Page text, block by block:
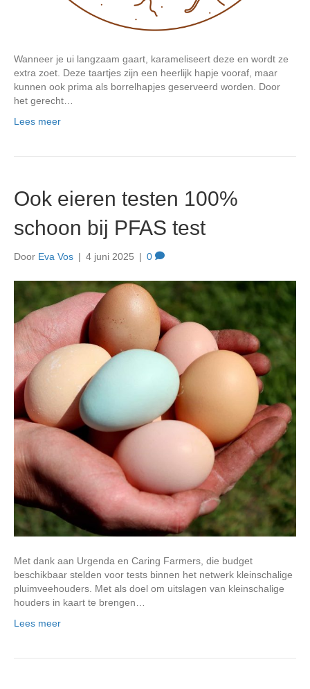
Wanneer je ui langzaam gaart, karameliseert deze en wordt ze
extra zoet. Deze taartjes zijn een heerlijk hapje vooraf, maar
kunnen ook prima als borrelhapjes geserveerd worden. Door
het gerecht…
Lees meer
Ook eieren testen 100%
schoon bij PFAS test
Door Eva Vos | 4 juni 2025 | 0
Met dank aan Urgenda en Caring Farmers, die budget
beschikbaar stelden voor tests binnen het netwerk kleinschalige
pluimveehouders. Met als doel om uitslagen van kleinschalige
houders in kaart te brengen…
Lees meer